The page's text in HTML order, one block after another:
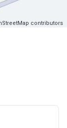
contributors